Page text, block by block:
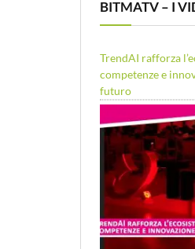
BITMATV – I
TrendAI rafforza
competenze e
futuro